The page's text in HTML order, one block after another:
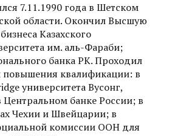
7.11.1990 года в Шетском
области. Окончил Высшую
Казахского
им. аль-Фараби;
банка РК. Проходил
повышения квалификации: в
университета Вусонг,
Центральном банке России; в
Чехии и Швейцарии; в
комиссии ООН для